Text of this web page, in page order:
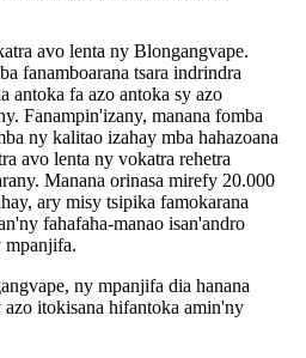
avo lenta ny Blongangvape.
fanamboarana tsara indrindra
antoka fa azo antoka sy azo
Fanampin'izany, manana fomba
ny kalitao izahay mba hahazoana
avo lenta ny vokatra rehetra
Manana orinasa mirefy 20.000
ary misy tsipika famokarana
fahafaha-manao isan'andro
mpanjifa.
ny mpanjifa dia hanana
azo itokisana hifantoka amin'ny